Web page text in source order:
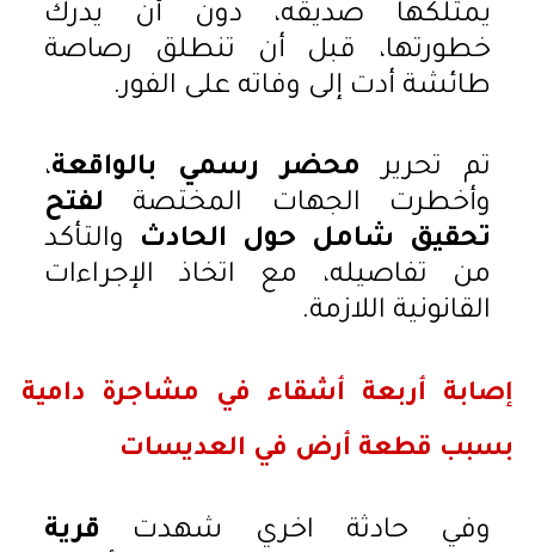
يمتلكها صديقه، دون أن يدرك
خطورتها، قبل أن تنطلق رصاصة
طائشة أدت إلى وفاته على الفور.
تم تحرير محضر رسمي بالواقعة،
وأخطرت الجهات المختصة لفتح
تحقيق شامل حول الحادث والتأكد
من تفاصيله، مع اتخاذ الإجراءات
القانونية اللازمة.
إصابة أربعة أشقاء في مشاجرة دامية
بسبب قطعة أرض في العديسات
وفي حادثة اخري شهدت قرية